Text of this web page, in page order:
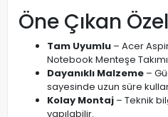
Öne Çıkan
Tam Uyumlu – Acer
Notebook Menteşe
Dayanıklı Malzeme –
sayesinde uzun süre
Kolay Montaj – Teknik
yapılabilir.